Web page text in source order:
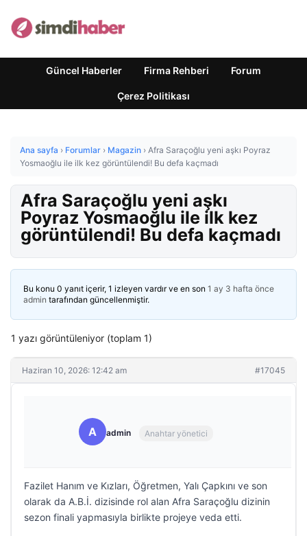
Güncel Haberler Firma Rehberi Forum
Çerez Politikası
Ana sayfa › Forumlar › Magazin › Afra Saraçoğlu yeni aşkı Poyraz
Yosmaoğlu ile ilk kez görüntülendi! Bu defa kaçmadı
Afra Saraçoğlu yeni aşkı
Poyraz Yosmaoğlu ile ilk kez
görüntülendi! Bu defa kaçmadı
Bu konu 0 yanıt içerir, 1 izleyen vardır ve en son 1 ay 3 hafta önce
admin tarafından güncellenmiştir.
1 yazı görüntüleniyor (toplam 1)
Haziran 10, 2026: 12:42 am #17045
A admin Anahtar yönetici
Fazilet Hanım ve Kızları, Öğretmen, Yalı Çapkını ve son
olarak da A.B.İ. dizisinde rol alan Afra Saraçoğlu dizinin
sezon finali yapmasıyla birlikte projeye veda etti.